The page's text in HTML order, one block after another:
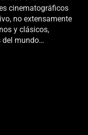
cinematográficos
no extensamente
y clásicos,
del mundo…